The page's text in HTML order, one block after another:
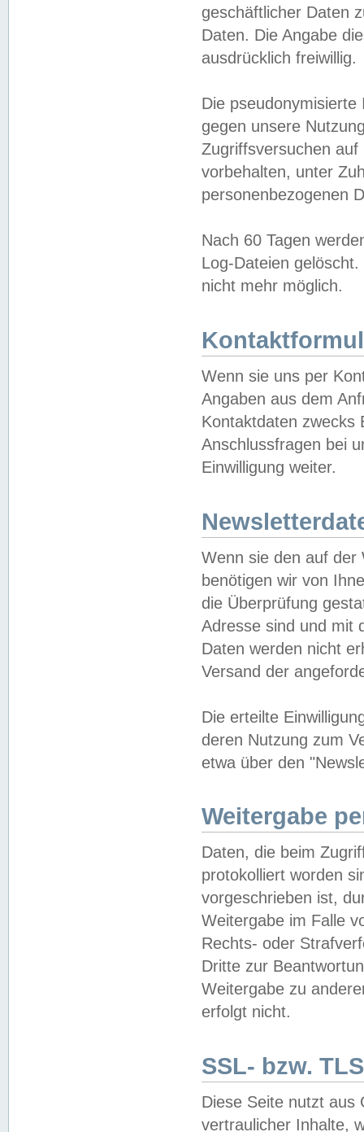
geschäftlicher Daten
Daten. Die Angabe
ausdrücklich freiwillig.
Die
gegen unsere
Zugriffsversuchen
vorbehalten, unter
personenbezogenen
Nach 60 Tagen
Log-Dateien
nicht mehr möglich.
Wenn sie uns per
Angaben aus dem
Kontaktdaten zwecks
Anschlussfragen bei
Einwilligung weiter.
Wenn sie den auf der
benötigen wir von
die Überprüfung
Adresse sind und mit
Daten werden nicht
Versand der
Die erteilte
deren Nutzung zum
etwa über den
Weitergabe
Daten, die beim
protokolliert worden
vorgeschrieben ist,
Weitergabe im Falle
Rechts- oder
Dritte zur
Weitergabe zu
erfolgt nicht.
SSL- bzw.
Diese Seite nutzt aus
vertraulicher Inhalte,